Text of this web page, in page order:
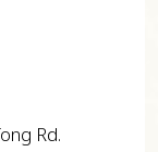
Rd.